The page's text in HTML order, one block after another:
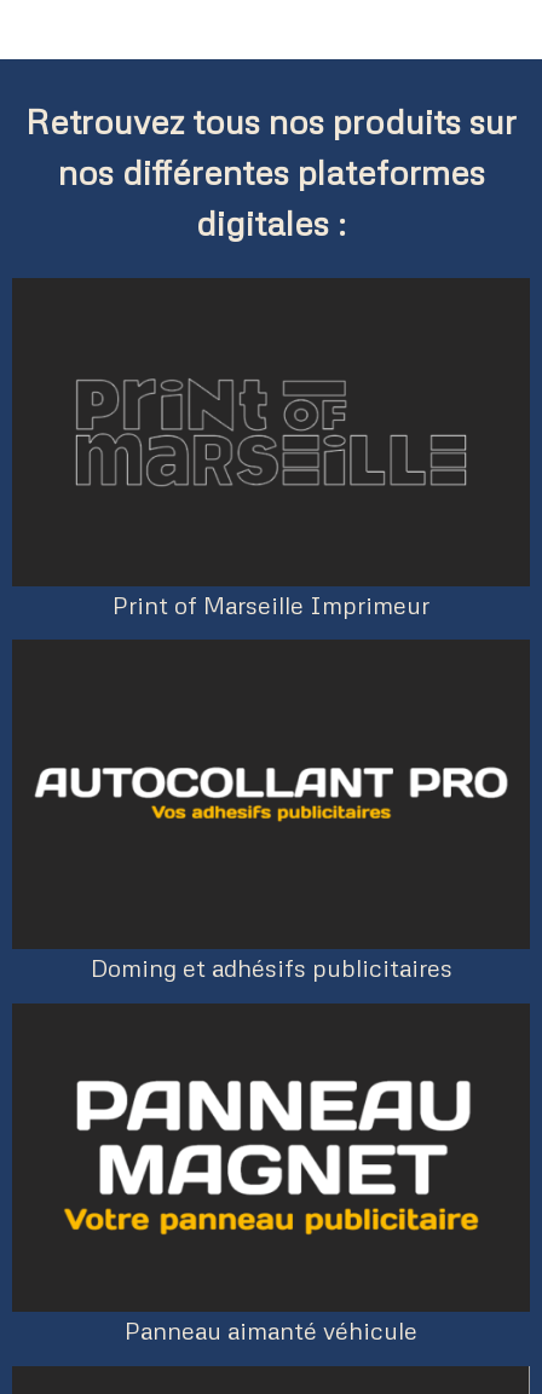
Retrouvez tous nos produits sur
nos différentes plateformes
digitales :
Print of Marseille Imprimeur
Doming et adhésifs publicitaires
Panneau aimanté véhicule